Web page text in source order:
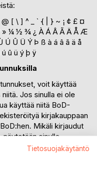
[ \ ] ^ _ ` { | } ~ ¡ ¢ £ ¤
º » ¼ ½ ¾ ¿ À Á Â Ã Ä Å Æ
Ú Û Ü Ý Þ ß à á â ã ä å
û ü ý þ ÿ
voit käyttää
Jos sinulla ei ole
käyttää niitä BoD-
kirjakauppaan
Mikäli kirjaudut
näytetään sinulle
jälkeen sinua
käyttöehdot, jotta voit
Tietosuojakäytäntö